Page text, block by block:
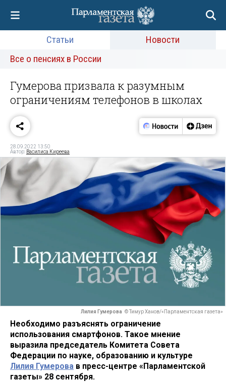
Статьи
Новости
Все о пенсиях в России
Гумерова призвала к разумным
ограничениям телефонов в школах
28.09.2022 13:50
Автор: Василиса Киреева
Лилия Гумерова © Тимур Ханов/«Парламентская газета»
Необходимо разъяснять ограничение
использования смартфонов. Такое мнение
выразила председатель Комитета Совета
Федерации по науке, образованию и культуре
Лилия Гумерова в пресс-центре «Парламентской
газеты» 28 сентября.